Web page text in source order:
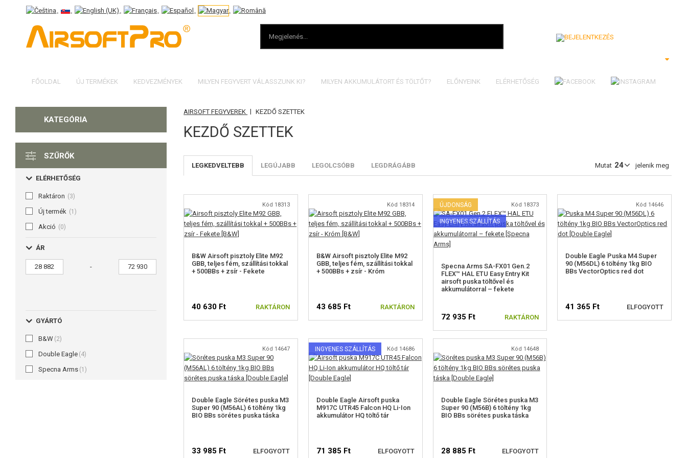
FŐOLDAL ÚJ TERMÉKEK KEDVEZMÉNYEK MILYEN FEGYVERT VÁLASSZUNK KI? MILYEN AKKUMULÁTORT ÉS TÖLTŐT? ELŐNYEINK ELÉRHETŐSÉG
KATEGÓRIA
SZŰRŐK
ELÉRHETŐSÉG
Raktáron (3)
Új termék (1)
Akció (0)
ÁR
-
GYÁRTÓ
B&W (2)
Double Eagle (4)
Specna Arms (1)
AIRSOFT FEGYVEREK | KEZDŐ SZETTEK
KEZDŐ SZETTEK
Mutat jelenik meg
LEGKEDVELTEBB LEGÚJABB LEGOLCSÓBB LEGDRÁGÁBB
Kód 18313
B&W Airsoft pisztoly Elite M92
GBB, teljes fém, szállítási tokkal
+ 500BBs + zsír - Fekete
40 630 Ft RAKTÁRON
Kód 18314
B&W Airsoft pisztoly Elite M92
GBB, teljes fém, szállítási tokkal
+ 500BBs + zsír - Króm
43 685 Ft RAKTÁRON
ÚJDONSÁG
INGYENES SZÁLLÍTÁS
Kód 18373
Specna Arms SA-FX01 Gen.2
FLEX™ HAL ETU Easy Entry Kit
airsoft puska töltővel és
akkumulátorral – fekete
72 935 Ft RAKTÁRON
Kód 14646
Double Eagle Puska M4 Super
90 (M56DL) 6 töltény 1kg BIO
BBs VectorOptics red dot
41 365 Ft ELFOGYOTT
Kód 14647
Double Eagle Sörétes puska M3
Super 90 (M56AL) 6 töltény 1kg
BIO BBs sörétes puska táska
33 985 Ft ELFOGYOTT
INGYENES SZÁLLÍTÁS Kód 14686
Double Eagle Airsoft puska
M917C UTR45 Falcon HQ Li-Ion
akkumulátor HQ töltő tár
71 385 Ft ELFOGYOTT
Kód 14648
Double Eagle Sörétes puska M3
Super 90 (M56B) 6 töltény 1kg
BIO BBs sörétes puska táska
28 885 Ft ELFOGYOTT